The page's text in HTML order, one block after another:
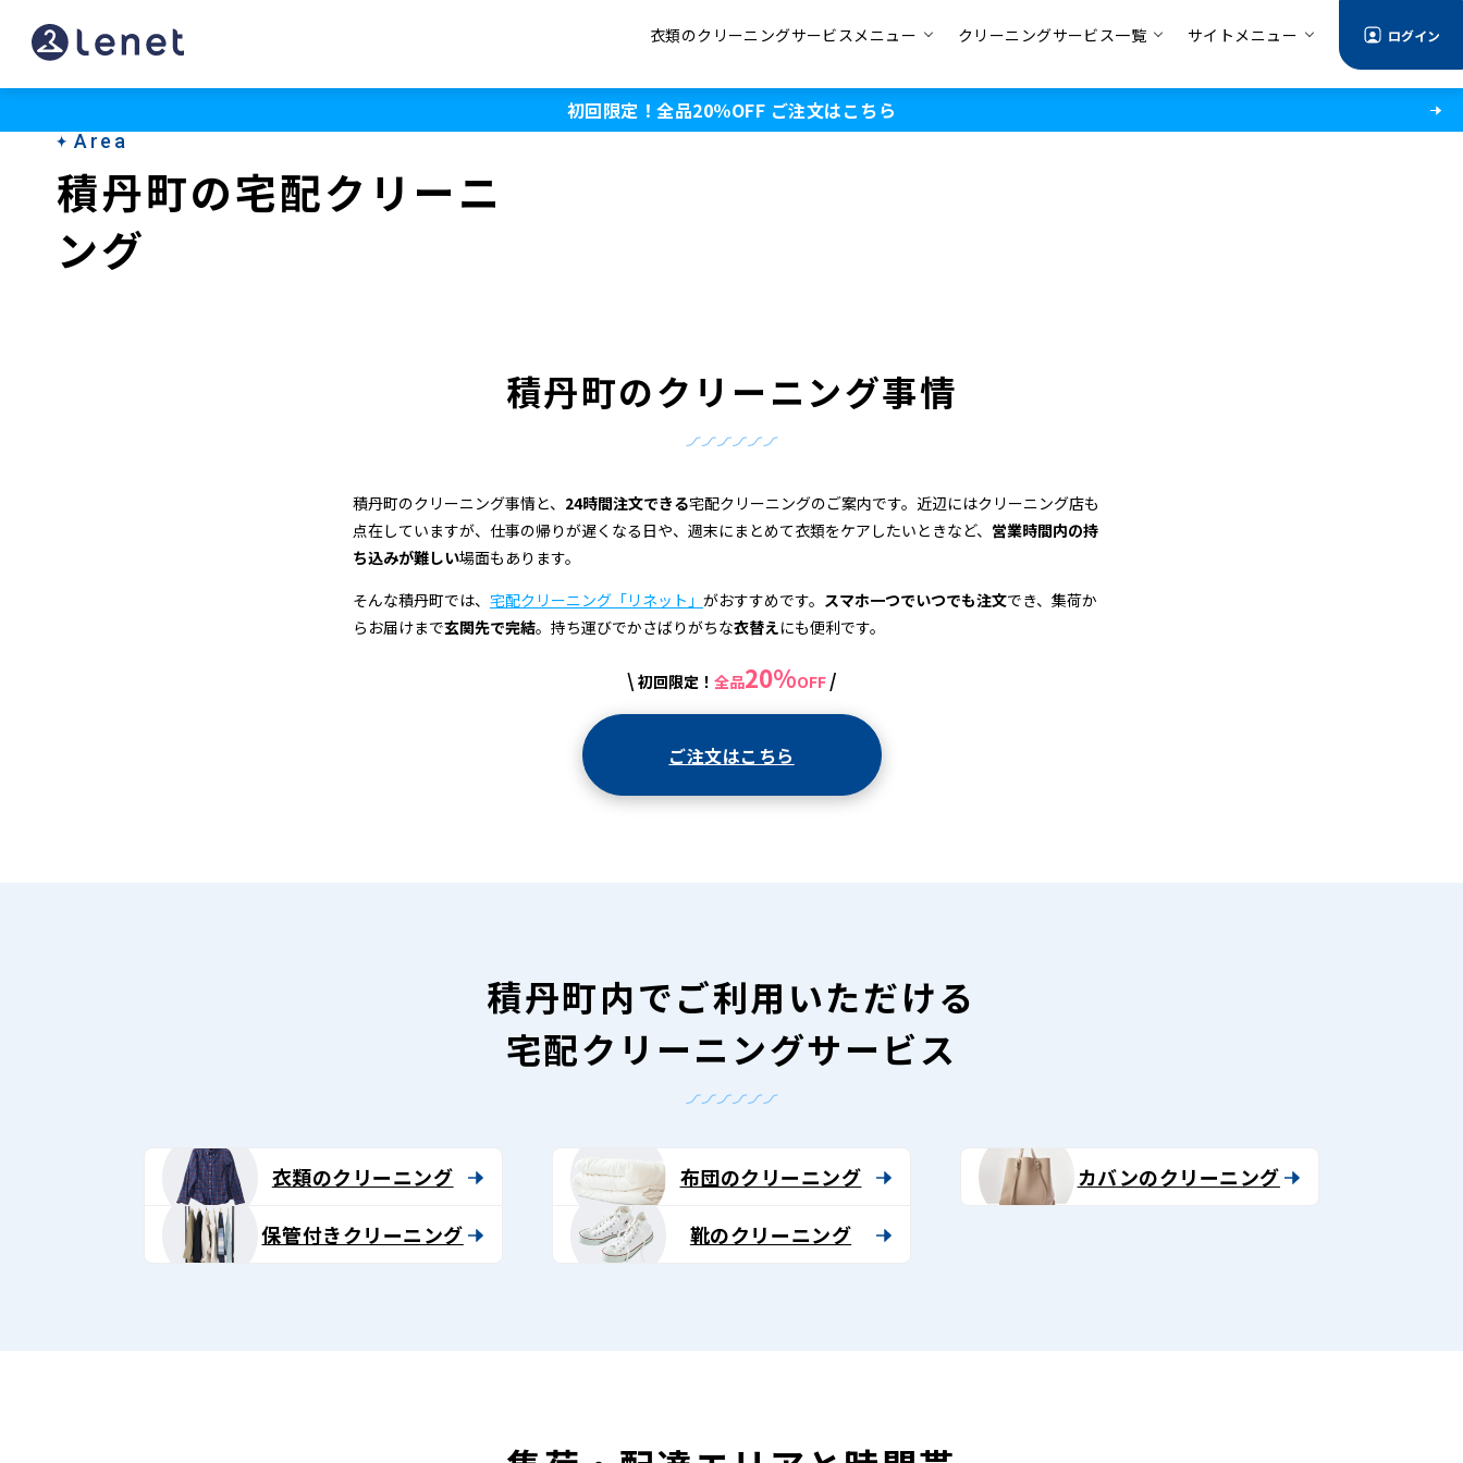
積
丹
衣類のクリーニングサービスメニュー クリーニングサービス一覧 サイトメニュー ログイン
初回限定！全品20％OFF ご注文はこちら
Area
積丹町の宅配クリーニ
ング
積丹町のクリーニング事情
積丹町のクリーニング事情と、 24時間注文できる宅配クリーニングのご案内です。近辺にはクリーニング店も
点在していますが、仕事の帰りが遅くなる日や、週末にまとめて衣類をケアしたいときなど、 営業時間内の持
ち込みが難しい場面もあります。
そんな積丹町では、 宅配クリーニング「リネット」 がおすすめです。 スマホ一つでいつでも注文でき、集荷か
らお届けまで玄関先で完結。持ち運びでかさばりがちな衣替えにも便利です。
\ 初回限定！ 全品20%OFF /
ご注文はこちら
積丹町内でご利用いただける
宅配クリーニングサービス
衣類のクリーニング
保管付きクリーニング
布団のクリーニング
靴のクリーニング
カバンのクリーニング